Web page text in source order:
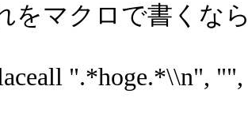
をマクロで書くな
".*hoge.*\\n", "",